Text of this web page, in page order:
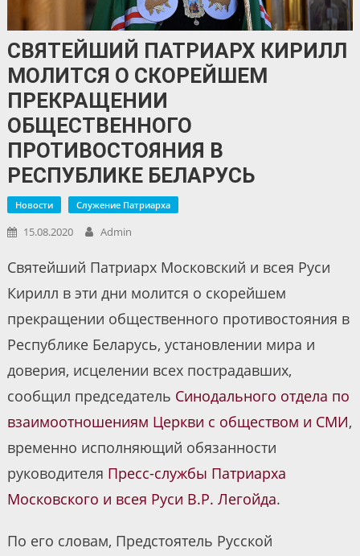
СВЯТЕЙШИЙ ПАТРИАРХ КИРИЛЛ
МОЛИТСЯ О СКОРЕЙШЕМ
ПРЕКРАЩЕНИИ
ОБЩЕСТВЕННОГО
ПРОТИВОСТОЯНИЯ В
РЕСПУБЛИКЕ БЕЛАРУСЬ
Новости Служение Патриарха
15.08.2020 Admin
Святейший Патриарх Московский и всея Руси
Кирилл в эти дни молится о скорейшем
прекращении общественного противостояния в
Республике Беларусь, установлении мира и
доверия, исцелении всех пострадавших,
сообщил председатель Синодального отдела по
взаимоотношениям Церкви с обществом и СМИ,
временно исполняющий обязанности
руководителя Пресс-службы Патриарха
Московского и всея Руси В.Р. Легойда.
По его словам, Предстоятель Русской